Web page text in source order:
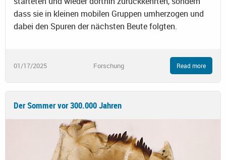
dass sie in kleinen mobilen Gruppen umherzogen und
dabei den Spuren der nächsten Beute folgten.
01/17/2025 Forschung Read more
Der Sommer vor 300.000 Jahren